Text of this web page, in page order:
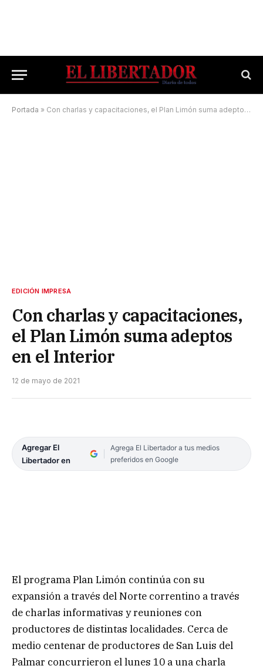
Portada » Con charlas y capacitaciones, el Plan Limón suma adeptos en el Interior
EDICIÓN IMPRESA
Con charlas y capacitaciones,
el Plan Limón suma adeptos
en el Interior
12 de mayo de 2021
Agregar El
Libertador en
Agrega El Libertador a tus medios
preferidos en Google
El programa Plan Limón continúa con su
expansión a través del Norte correntino a través
de charlas informativas y reuniones con
productores de distintas localidades. Cerca de
medio centenar de productores de San Luis del
Palmar concurrieron el lunes 10 a una charla